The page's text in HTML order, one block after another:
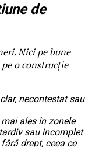
de
Nici pe bune
o construcție
necontestat sau
ales în zonele
sau incomplet
drept, ceea ce